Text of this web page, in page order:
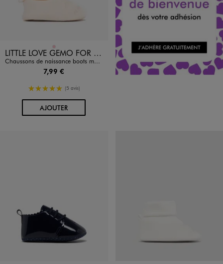
Disponible en 1 coloris LITTLE LOVE GEMO FOR GOOD
Chaussons de naissance boots moelleux bébé
7,99 €
5/5 de moyenne
(5 avis)
AJOUTERAU PANIER